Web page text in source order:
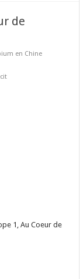
de
en Chine
1, Au Coeur de